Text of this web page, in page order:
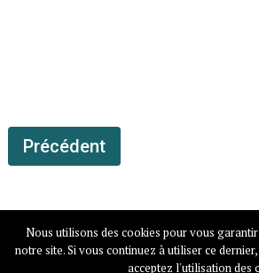
Précédent
Madame
Nous utilisons des cookies pour vous
notre site. Si vous continuez à utiliser ce
acceptez l'utilisation des